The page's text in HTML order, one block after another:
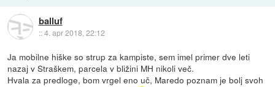
balluf
::4. apr 2018, 22:12
Ja mobilne hiške so strup za kampiste, sem imel primer dve leti
nazaj v Straškem, parcela v bližini MH nikoli več.
Hvala za predloge, bom vrgel eno uč, Maredo poznam je bolj svoh